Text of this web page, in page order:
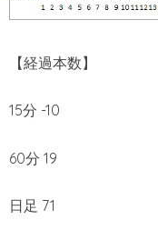
【経過本数】
15分 -10
60分 19
日足 71